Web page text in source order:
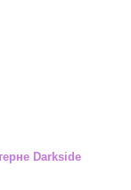
Darkside